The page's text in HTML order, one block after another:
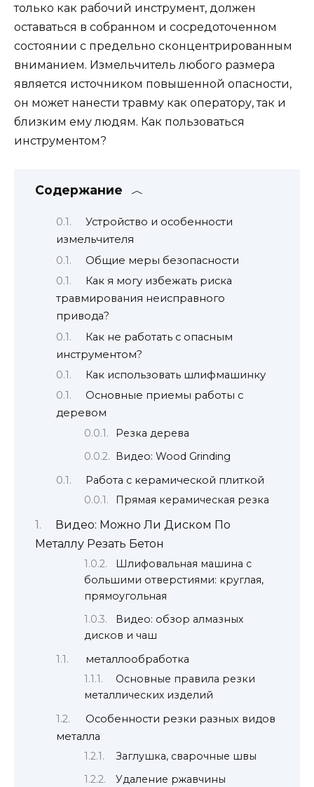
только как рабочий инструмент, должен
оставаться в собранном и сосредоточенном
состоянии с предельно сконцентрированным
вниманием. Измельчитель любого размера
является источником повышенной опасности,
он может нанести травму как оператору, так и
близким ему людям. Как пользоваться
инструментом?
Содержание
Устройство и особенности
измельчителя
Общие меры безопасности
Как я могу избежать риска
травмирования неисправного
привода?
Как не работать с опасным
инструментом?
Как использовать шлифмашинку
Основные приемы работы с
деревом
Резка дерева
Видео: Wood Grinding
Работа с керамической плиткой
Прямая керамическая резка
Видео: Можно Ли Диском По
Металлу Резать Бетон
Шлифовальная машина с
большими отверстиями: круглая,
прямоугольная
Видео: обзор алмазных
дисков и чаш
металлообработка
Основные правила резки
металлических изделий
Особенности резки разных видов
металла
Заглушка, сварочные швы
Удаление ржавчины